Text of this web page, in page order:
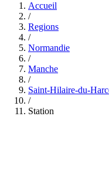
Accueil
/
Regions
/
Normandie
/
Manche
/
Saint-Hilaire-du-
/
Station